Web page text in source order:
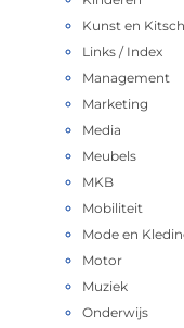
Kunst en Kitsch
Links / Index
Management
Marketing
Media
Meubels
MKB
Mobiliteit
Mode en
Motor
Muziek
Onderwijs